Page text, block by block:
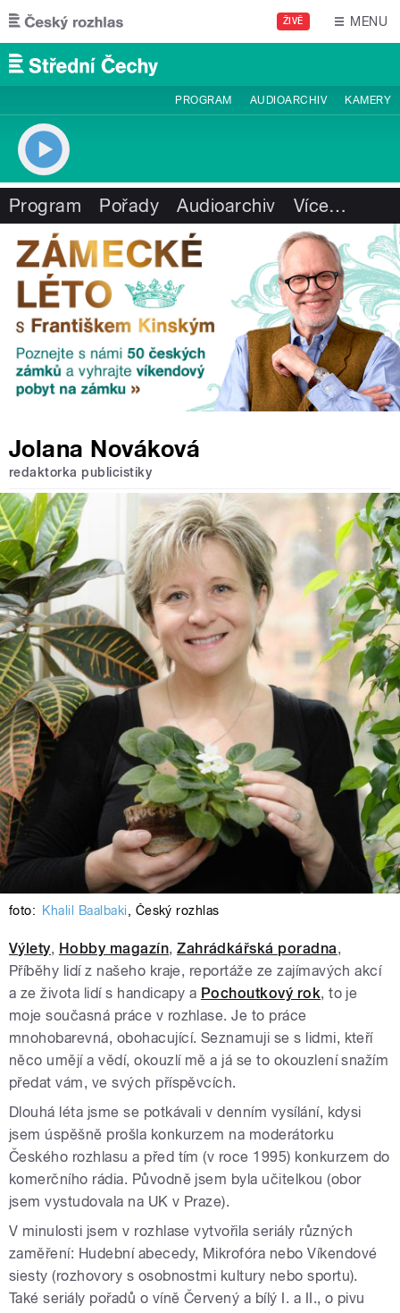
Přejít k hlavnímu obsahu
ŽIVĚ MENU
PROGRAM AUDIOARCHIV KAMERY
Program Pořady Audioarchiv Více…
Jolana Nováková
redaktorka publicistiky
foto: Khalil Baalbaki, Český rozhlas
Výlety, Hobby magazín,Zahrádkářská poradna,
Příběhy lidí z našeho kraje, reportáže ze zajímavých akcí
a ze života lidí s handicapy a Pochoutkový rok, to je
moje současná práce v rozhlase. Je to práce
mnohobarevná, obohacující. Seznamuji se s lidmi, kteří
něco umějí a vědí, okouzlí mě a já se to okouzlení snažím
předat vám, ve svých příspěvcích.
Dlouhá léta jsme se potkávali v denním vysílání, kdysi
jsem úspěšně prošla konkurzem na moderátorku
Českého rozhlasu a před tím (v roce 1995) konkurzem do
komerčního rádia. Původně jsem byla učitelkou (obor
jsem vystudovala na UK v Praze).
V minulosti jsem v rozhlase vytvořila seriály různých
zaměření: Hudební abecedy, Mikrofóra nebo Víkendové
siesty (rozhovory s osobnostmi kultury nebo sportu).
Také seriály pořadů o víně Červený a bílý I. a II., o pivu